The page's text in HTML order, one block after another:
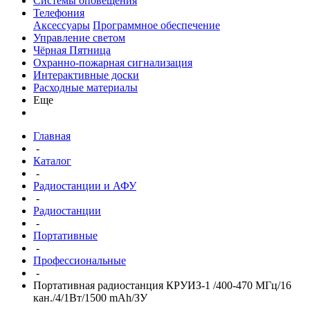
Телефония
Аксессуары Программное обеспечение
Управление светом
Чёрная Пятница
Охранно-пожарная сигнализация
Интерактивные доски
Расходные материалы
Еще
Главная
-
Каталог
-
Радиостанции и АФУ
-
Радиостанции
-
Портативные
-
Профессиональные
-
Портативная радиостанция КРУИЗ-1 /400-470 МГц/16
кан./4/1Вт/1500 mAh/ЗУ